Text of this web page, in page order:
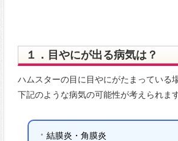
１．目やにが出る病気は？
ハムスターの目に目やにがたまっている場
下記のような病気の可能性が考えられます
結膜炎・角膜炎